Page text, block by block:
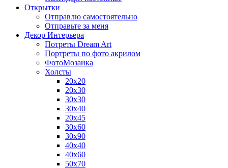
Открытки
Отправлю самостоятельно
Отправьте за меня
Декор Интерьера
Потреты Dream Art
Портреты по фото акрилом
ФотоМозаика
Холсты
20х20
20х30
30х30
30х40
20х45
30х60
30х90
40х40
40х60
50х70